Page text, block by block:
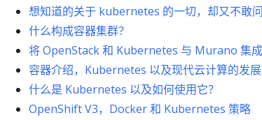
想知道的关于 kubernetes 的一切，却又不敢问
什么构成容器集群？
将 OpenStack 和 Kubernetes 与 Murano 集成
容器介绍，Kubernetes 以及现代云计算的发
什么是 Kubernetes 以及如何使用它？
OpenShift V3，Docker 和 Kubernetes 策略